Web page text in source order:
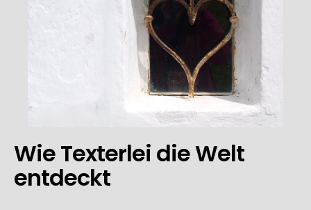
Wie Texterlei die Welt
entdeckt